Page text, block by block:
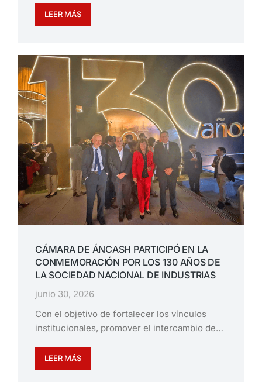
LEER MÁS
CÁMARA DE ÁNCASH PARTICIPÓ EN LA
CONMEMORACIÓN POR LOS 130 AÑOS DE
LA SOCIEDAD NACIONAL DE INDUSTRIAS
junio 30, 2026
Con el objetivo de fortalecer los vínculos
institucionales, promover el intercambio de…
LEER MÁS